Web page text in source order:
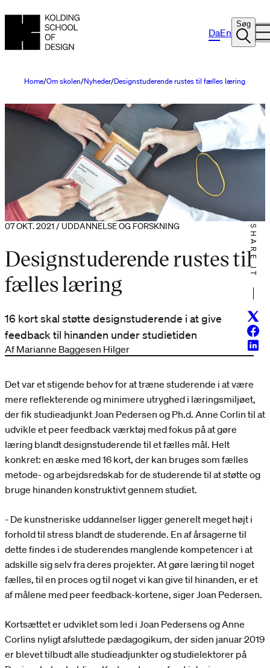
DaEn
Søg
Home Om skolen Nyheder Designstuderende rustes til fælles læring
07 OKT. 2021 / UDDANNELSE OG FORSKNING
Designstuderende rustes til
fælles læring
16 kort skal støtte designstuderende i at give
feedback til hinanden under studietiden
Af Marianne Baggesen Hilger
SHARE IT
Det var et stigende behov for at træne studerende i at være
mere reflekterende og minimere utryghed i læringsmiljøet,
der fik studieadjunkt Joan Pedersen og Ph.d. Anne Corlin til at
udvikle et peer feedback værktøj med fokus på at gøre
læring blandt designstuderende til et fælles mål. Helt
konkret: en æske med 16 kort, der kan bruges som fælles
metode- og arbejdsredskab for de studerende til at støtte og
bruge hinanden konstruktivt gennem studiet.
- De kunstneriske uddannelser ligger generelt meget højt i
forhold til stress blandt de studerende. En af årsagerne til
dette findes i de studerendes manglende kompetencer i at
adskille sig selv fra deres projekter. At gøre læring til noget
fælles, til en proces og til noget vi kan give til hinanden, er et
af målene med peer feedback-kortene, siger Joan Pedersen.
Kortsættet er udviklet som led i Joan Pedersens og Anne
Corlins nyligt afsluttede pædagogikum, der siden januar 2019
er blevet tilbudt alle studieadjunkter og studielektorer på